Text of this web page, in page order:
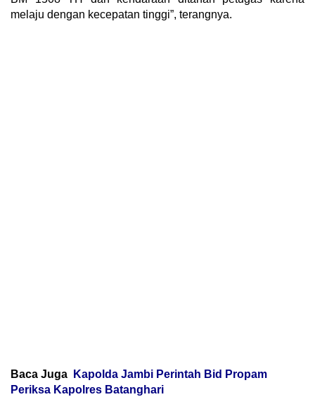
melaju dengan kecepatan tinggi”, terangnya.
Baca Juga
Kapolda Jambi Perintah Bid Propam
Periksa Kapolres Batanghari